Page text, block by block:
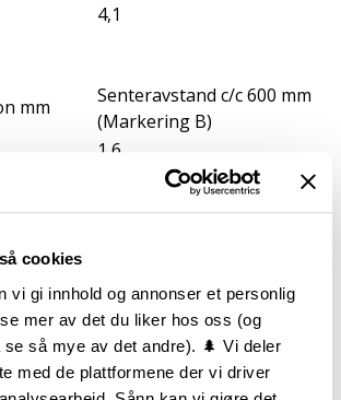
cookies
vi gi innhold og annonser et personlig
mer av det du liker hos oss (og
så mye av det andre). 🌲 Vi deler
med de plattformene der vi driver
4,1
mm
Senteravstand c/c 600 mm
(Markering B)
1,6
2,3
3,5
mm
Senteravstand c/c 750 mm